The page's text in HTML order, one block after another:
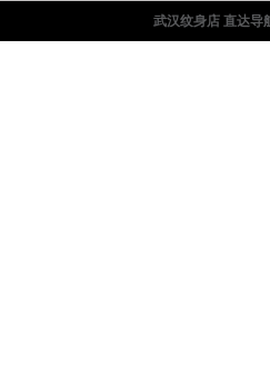
武汉纹身店 直达导